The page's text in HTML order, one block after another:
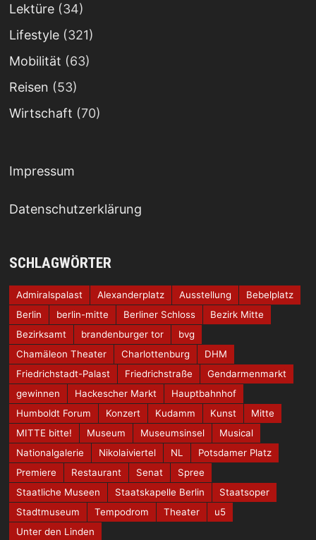
Lektüre(34)
Lifestyle(321)
Mobilität (63)
Reisen (53)
Wirtschaft (70)
Impressum
Datenschutzerklärung
SCHLAGWÖRTER
Admiralspalast Alexanderplatz Ausstellung
Bebelplatz
Berlin
berlin-mitte Berliner Schloss
Bezirk Mitte
Bezirksamt
brandenburger tor
bvg
Chamäleon Theater
Charlottenburg
DHM
Friedrichstadt-Palast
Friedrichstraße
Gendarmenmarkt
gewinnen
Hackescher Markt
Hauptbahnhof
Humboldt Forum
Konzert Kudamm Kunst
Mitte
MITTE bitte!
Museum Museumsinsel
Musical
Nationalgalerie
Nikolaiviertel NL
Potsdamer Platz
Premiere
Restaurant Senat
Spree
Staatliche Museen
Staatskapelle Berlin
Staatsoper
Stadtmuseum
Tempodrom Theater
u5
Unter den Linden